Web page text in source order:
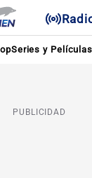
Series y
PUBLICIDAD